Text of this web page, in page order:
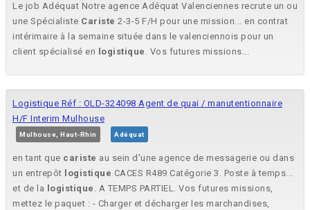
Le job Adéquat Notre agence Adéquat Valenciennes recrute un ou
une Spécialiste Cariste 2-3-5 F/H pour une mission... en contrat
intérimaire à la semaine située dans le valenciennois pour un
client spécialisé en
logistique . Vos futures missions...
Logistique Réf : OLD-324098 Agent de quai / manutentionnaire
H/F Interim Mulhouse
Mulhouse, Haut-Rhin Adéquat
en tant que cariste au sein d'une agence de messagerie ou dans
un entrepôt
logistique CACES R489 Catégorie 3. Poste à temps...
et de la
logistique . A TEMPS PARTIEL. Vos futures missions,
mettez le paquet : - Charger et décharger les marchandises,